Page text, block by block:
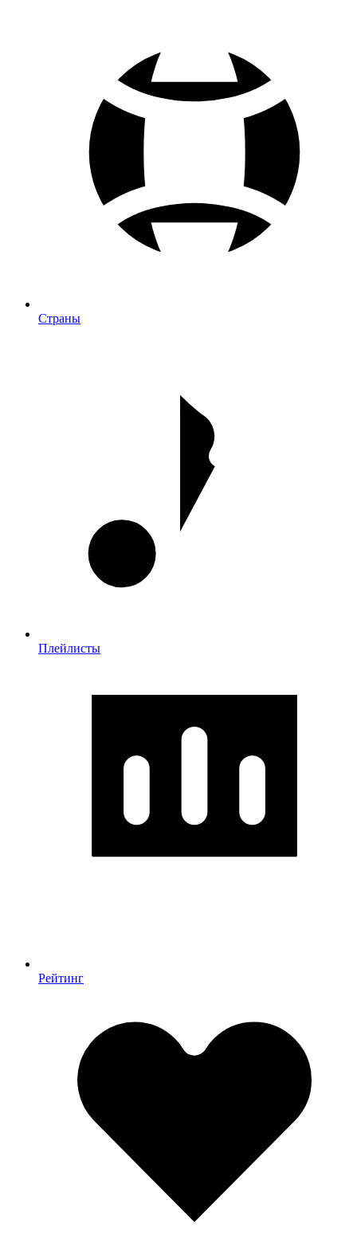
Страны
Плейлисты
Рейтинг